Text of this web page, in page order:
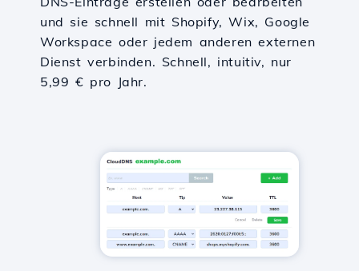
und sie schnell mit Shopify, Wix, Google
Workspace oder jedem anderen externen
Dienst verbinden. Schnell, intuitiv, nur
5,99 € pro Jahr.